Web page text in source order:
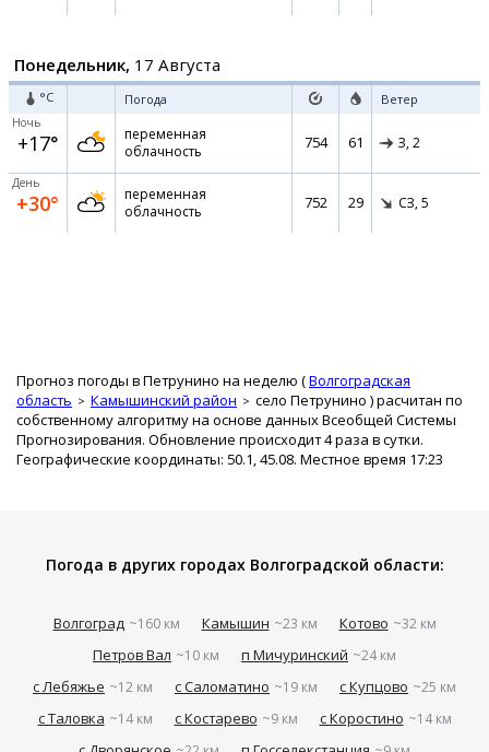
Понедельник, 17 Августа
°C Погода Ветер
Ночь
+17°
переменная
облачность
754 61 З, 2
День
+30°
переменная
облачность
752 29 СЗ, 5
Прогноз погоды в Петрунино на неделю (Волгоградская
область
Камышинский район село Петрунино ) расчитан по
собственному алгоритму на основе данных Всеобщей Системы
Прогнозирования. Обновление происходит 4 раза в сутки.
Географические координаты: 50.1, 45.08. Местное время 17:23
Погода в других городах Волгоградской области:
Волгоград ~160 км Камышин ~23 км Котово ~32 км
Петров Вал ~10 км п Мичуринский ~24 км
с Лебяжье ~12 км с Саломатино ~19 км с Купцово ~25 км
с Таловка ~14 км с Костарево ~9 км с Коростино ~14 км